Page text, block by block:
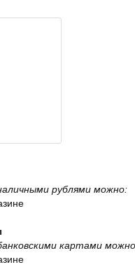
рублями можно:
картами можно